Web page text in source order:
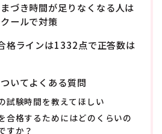
づき時間が足りなくなる人は
ールで対策
格ラインは1332点で正答数は
いてよくある質問
試験時間を教えてほしい
合格するためにはどのくらいの
すか？